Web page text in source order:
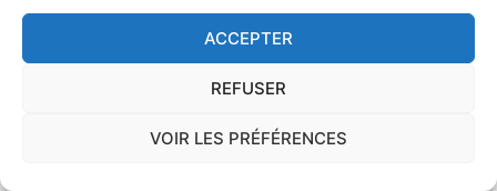
ACCEPTER
REFUSER
VOIR LES PRÉFÉRENCES
règles comme l'utilisation des bois secs, le fait
d'éviter autant que possible lecontact direct entre
façades et toitures, de prévoir des aérations en